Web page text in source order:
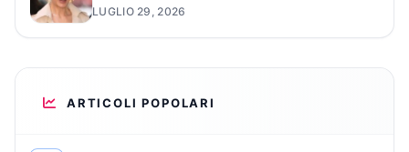
LUGLIO 29, 2026
ARTICOLI POPOLARI